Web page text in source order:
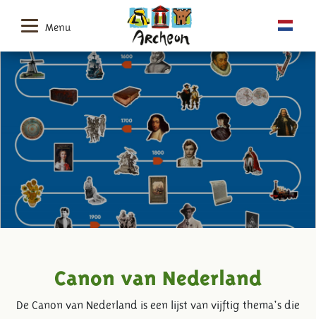
Menu
Canon van Nederland
De Canon van Nederland is een lijst van vijftig thema's die